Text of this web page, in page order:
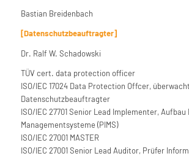
Bastian Breidenbach
[Datenschutzbeauftragter]
Dr. Ralf W. Schadowski
TÜV cert. data protection officer
ISO/IEC 17024 Data Protection Offcer,
Datenschutzbeauftragter
ISO/IEC 27701 Senior Lead Implementer,
Managementsysteme (PIMS)
ISO/IEC 27001 MASTER
ISO/IEC 27001 Senior Lead Auditor, Prüfer